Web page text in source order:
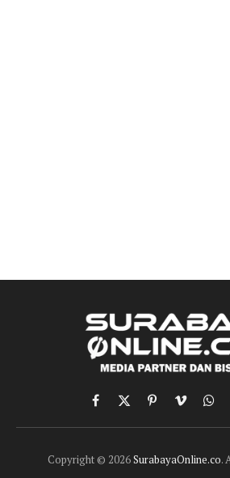
Facebook
X
(Twitter)
PinterestVimeo
Copyright © 2026SurabayaOnline.co.